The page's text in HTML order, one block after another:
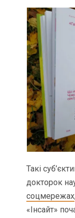
Такі
докторок
соцмережах
«Інсайт»